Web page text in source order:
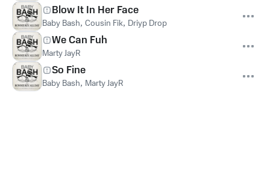
Blow It In Her Face
Baby Bash, Cousin Fik, Driyp Drop
We Can Fuh
Marty JayR
So Fine
Baby Bash, Marty JayR